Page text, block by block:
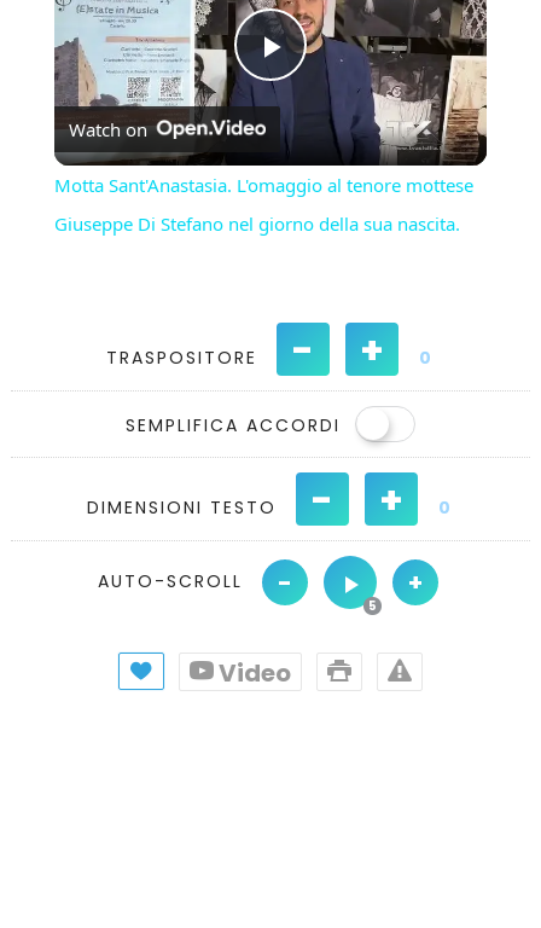
Play
Video
Watch on
Motta Sant'Anastasia. L'omaggio al tenore mottese
Giuseppe Di Stefano nel giorno della sua nascita.
TRASPOSITORE - + 0
SEMPLIFICA ACCORDI
DIMENSIONI TESTO - + 0
AUTO-SCROLL - +
Video